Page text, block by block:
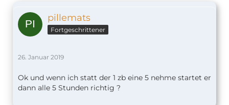
pillemats
Fortgeschrittener
26. Januar 2019
Ok und wenn ich statt der 1 zb eine 5 nehme startet er
dann alle 5 Stunden richtig ?